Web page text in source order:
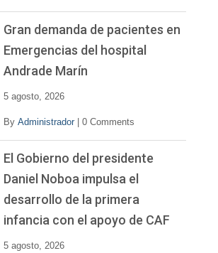
Gran demanda de pacientes en
Emergencias del hospital
Andrade Marín
5 agosto, 2026
By Administrador 0 Comments
El Gobierno del presidente
Daniel Noboa impulsa el
desarrollo de la primera
infancia con el apoyo de CAF
5 agosto, 2026